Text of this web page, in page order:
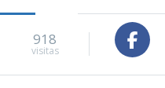
918
visitas